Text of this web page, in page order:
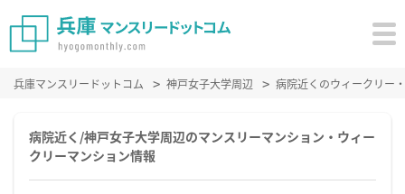
兵庫マンスリードットコム 神戸女子大学周辺 病院近くのウィークリー
病院近く/神戸女子大学周辺のマンスリーマンション・ウィー
クリーマンション情報